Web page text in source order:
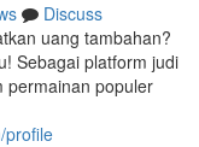
Discuss
uang tambahan?
Sebagai platform judi
permainan populer
profile